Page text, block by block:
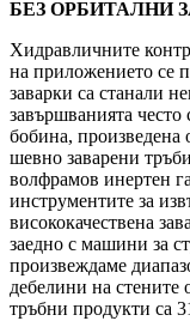
БЕЗ ОРБИТАЛНИ
Хидравличните
на приложението се
заварки са станали
завършванията
бобина,
шевно заварени
волфрамов инертен
инструментите за
висококачествена
заедно с машини за
произвеждаме
дебелини на стените
тръбни продукти са